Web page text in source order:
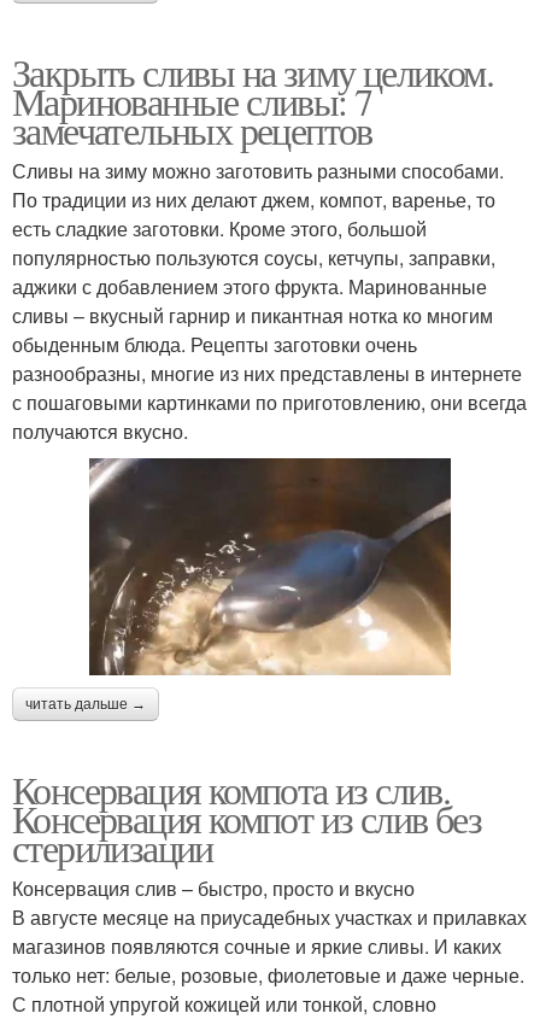
Закрыть сливы на зиму целиком.
Маринованные сливы: 7
замечательных рецептов
Сливы на зиму можно заготовить разными способами.
По традиции из них делают джем, компот, варенье, то
есть сладкие заготовки. Кроме этого, большой
популярностью пользуются соусы, кетчупы, заправки,
аджики с добавлением этого фрукта. Маринованные
сливы – вкусный гарнир и пикантная нотка ко многим
обыденным блюда. Рецепты заготовки очень
разнообразны, многие из них представлены в интернете
с пошаговыми картинками по приготовлению, они всегда
получаются вкусно.
читать дальше →
Консервация компота из слив.
Консервация компот из слив без
стерилизации
Консервация слив – быстро, просто и вкусно
В августе месяце на приусадебных участках и прилавках
магазинов появляются сочные и яркие сливы. И каких
только нет: белые, розовые, фиолетовые и даже черные.
С плотной упругой кожицей или тонкой, словно